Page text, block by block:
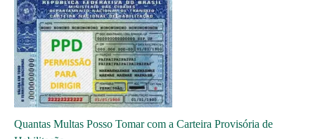
Quantas Multas Posso Tomar com a Carteira Provisória de